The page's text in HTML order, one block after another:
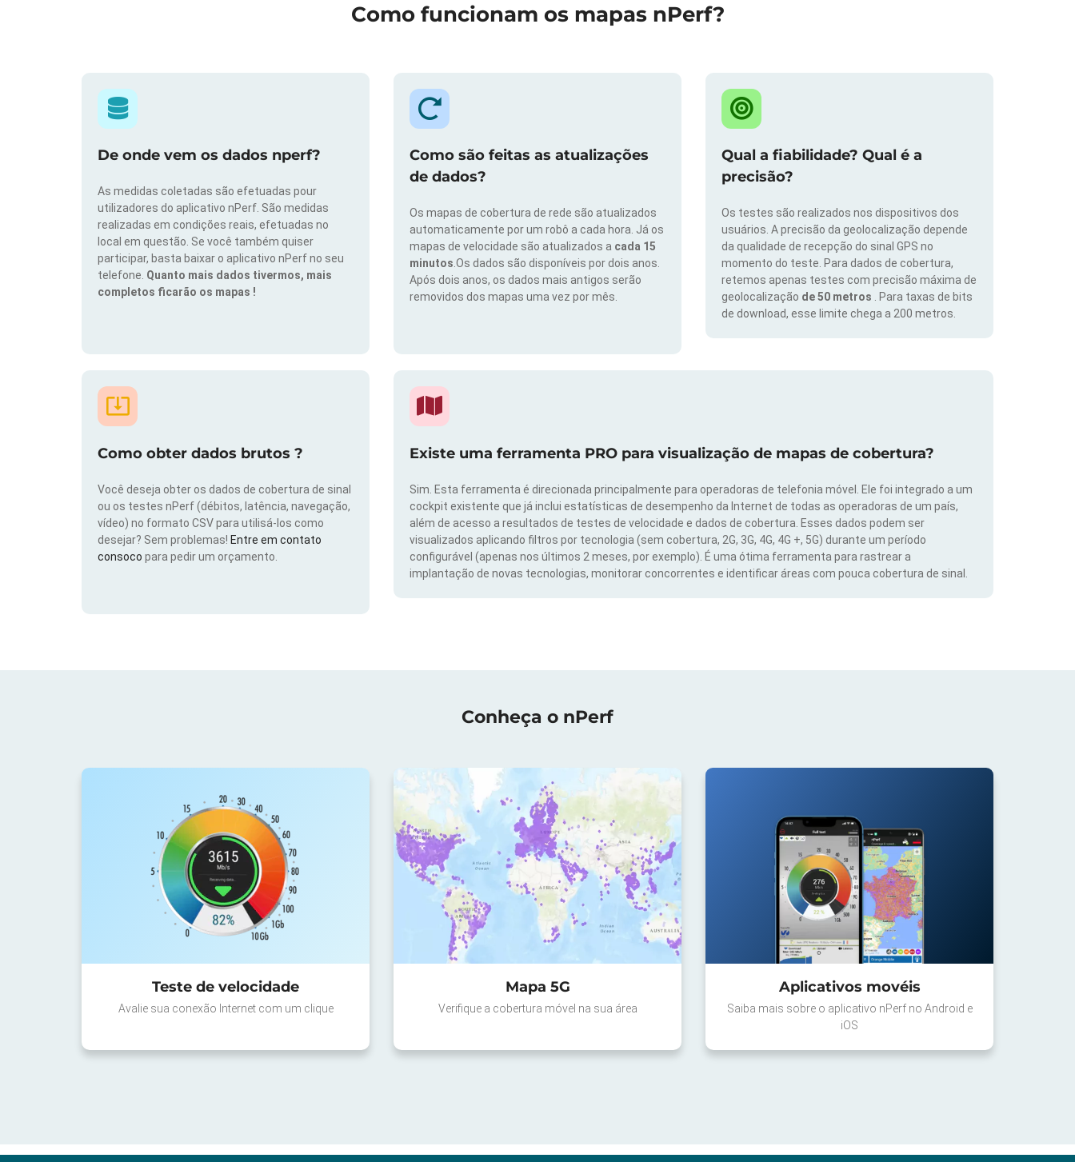
Como funcionam os mapas nPerf?
De onde vem os dados nperf?
As medidas coletadas são efetuadas pour
utilizadores do aplicativo nPerf. São medidas
realizadas em condições reais, efetuadas no
local em questão. Se você também quiser
participar, basta baixar o aplicativo nPerf no seu
telefone. Quanto mais dados tivermos, mais
completos ficarão os mapas !
Como são feitas as atualizações
de dados?
Os mapas de cobertura de rede são atualizados
automaticamente por um robô a cada hora. Já os
mapas de velocidade são atualizados a cada 15
minutos .Os dados são disponíveis por dois anos.
Após dois anos, os dados mais antigos serão
removidos dos mapas uma vez por mês.
Qual a fiabilidade? Qual é a
precisão?
Os testes são realizados nos dispositivos dos
usuários. A precisão da geolocalização depende
da qualidade de recepção do sinal GPS no
momento do teste. Para dados de cobertura,
retemos apenas testes com precisão máxima de
geolocalização de 50 metros
. Para taxas de bits
de download, esse limite chega a 200 metros.
Como obter dados brutos ?
Você deseja obter os dados de cobertura de sinal
ou os testes nPerf (débitos, latência, navegação,
vídeo) no formato CSV para utilisá-los como
desejar? Sem problemas! Entre em contato
consoco para pedir um orçamento.
Existe uma ferramenta PRO para visualização de mapas de cobertura?
Sim. Esta ferramenta é direcionada principalmente para operadoras de telefonia móvel. Ele foi integrado a um
cockpit existente que já inclui estatísticas de desempenho da Internet de todas as operadoras de um país,
além de acesso a resultados de testes de velocidade e dados de cobertura. Esses dados podem ser
visualizados aplicando filtros por tecnologia (sem cobertura, 2G, 3G, 4G, 4G +, 5G) durante um período
configurável (apenas nos últimos 2 meses, por exemplo). É uma ótima ferramenta para rastrear a
implantação de novas tecnologias, monitorar concorrentes e identificar áreas com pouca cobertura de sinal.
Conheça o nPerf
Teste de velocidade
Avalie sua conexão Internet com um clique
Mapa 5G
Verifique a cobertura móvel na sua área
Aplicativos movéis
Saiba mais sobre o aplicativo nPerf no Android e
iOS